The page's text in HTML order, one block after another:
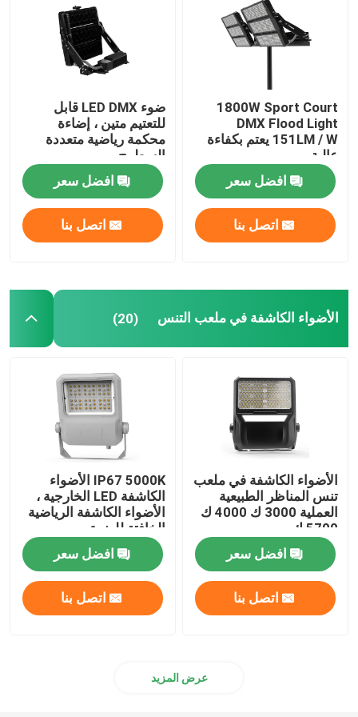
ضوء الفيضانات DMX
الأضواء الكاشفة في ملعب التنس
مصابيح الشوارع LED الخارجية
أضواء سبوت LED خارجية
مصابيح LED عالية الصاري
أضواء LED الخطية عالية خليج
مصابيح المناطق الخارجية
1800W Sport Court
DMX Flood Light
151LM / W يعتم بكفاءة
عالية
افضل سعر
اتصل بنا
ضوء LED DMX قابل
للتعتيم متين ، إضاءة
محكمة رياضية متعددة
السطوح
افضل سعر
اتصل بنا
الأضواء الكاشفة في ملعب التنس (20)
الأضواء الكاشفة في ملعب
تنس المناظر الطبيعية
العملية 3000 ك 4000 ك
5700 ك
افضل سعر
اتصل بنا
IP67 5000K الأضواء
الكاشفة LED الخارجية ،
الأضواء الكاشفة الرياضية
الخافتة للضوء
افضل سعر
اتصل بنا
عرض المزيد